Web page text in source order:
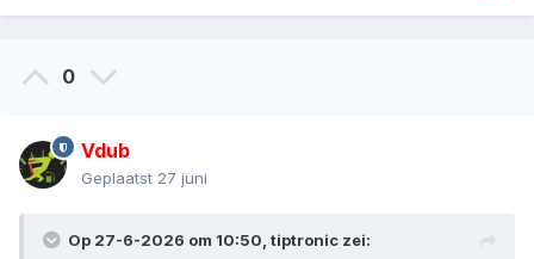
0
Vdub
Geplaatst 27 juni
Op 27-6-2026 om 10:50, tiptronic zei: